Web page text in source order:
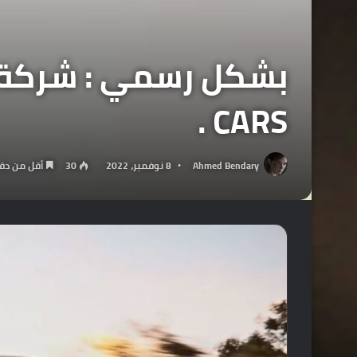
CARS .
Ahmed Bendary 8 نوفمبر، 2022 30 أقل من